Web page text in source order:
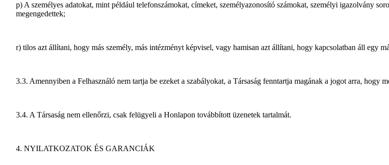
p) A személyes adatokat, mint például telefonszámokat, címeket, személyazonosító számokat, személyi igazolvány
megengedettek;
r) tilos azt állítani, hogy más személy, más intézményt képvisel, vagy hamisan azt állítani, hogy kapcsolatban áll egy
3.3. Amennyiben a Felhasználó nem tartja be ezeket a szabályokat, a Társaság fenntartja magának a jogot arra, hogy
3.4. A Társaság nem ellenőrzi, csak felügyeli a Honlapon továbbított üzenetek tartalmát.
4. NYILATKOZATOK ÉS GARANCIÁK